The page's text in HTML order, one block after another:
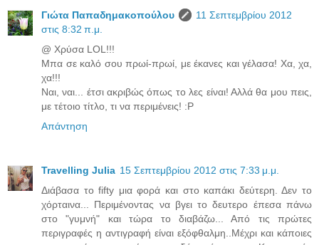
Γιώτα Παπαδημακοπούλου
11 Σεπτεμβρίου 2012
στις 8:32 π.μ.
@ Χρύσα LOL!!!
Μπα σε καλό σου πρωί-πρωί, με έκανες και γέλασα! Χα, χα,
χα!!!
Ναι, ναι... έτσι ακριβώς όπως το λες είναι! Αλλά θα μου πεις,
με τέτοιο τίτλο, τι να περιμένεις! :P
Απάντηση
Travelling Julia 15 Σεπτεμβρίου 2012 στις 7:33 μ.μ.
Διάβασα το fifty μια φορά και στο καπάκι δεύτερη. Δεν το
χόρταινα... Περιμένοντας να βγει το δευτερο έπεσα πάνω
στο "γυμνή" και τώρα το διαβάζω... Από τις πρώτες
περιγραφές η αντιγραφή είναι εξόφθαλμη..Μέχρι και κάποιες